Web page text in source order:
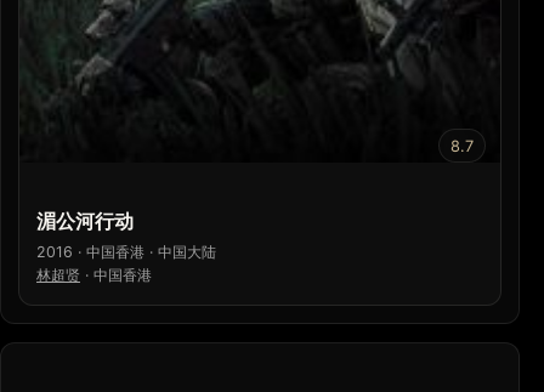
8.7
湄公河行动
2016 · 中国香港 · 中国大陆
林超贤 · 中国香港